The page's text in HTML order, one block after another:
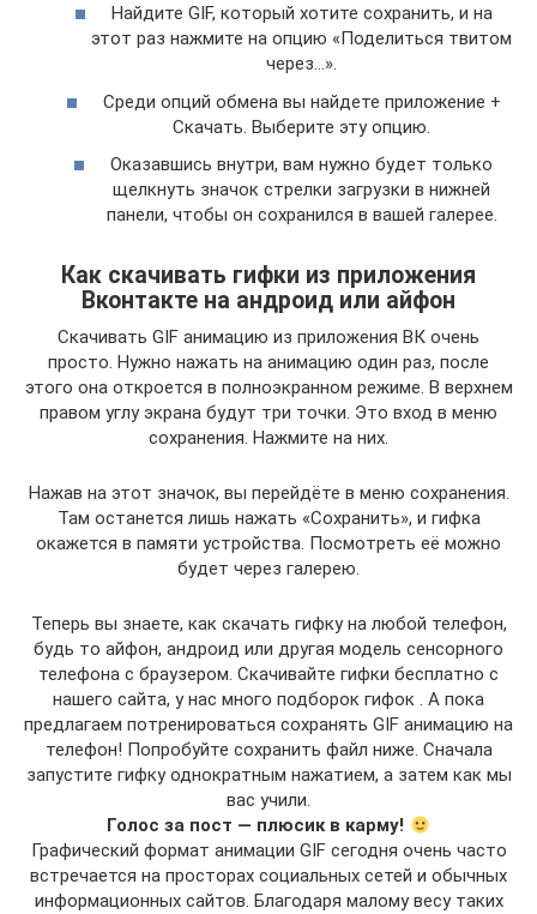
Найдите GIF, который хотите сохранить, и на
этот раз нажмите на опцию «Поделиться твитом
через…».
Среди опций обмена вы найдете приложение +
Скачать. Выберите эту опцию.
Оказавшись внутри, вам нужно будет только
щелкнуть значок стрелки загрузки в нижней
панели, чтобы он сохранился в вашей галерее.
Как скачивать гифки из приложения
Вконтакте на андроид или айфон
Скачивать GIF анимацию из приложения ВК очень
просто. Нужно нажать на анимацию один раз, после
этого она откроется в полноэкранном режиме. В верхнем
правом углу экрана будут три точки. Это вход в меню
сохранения. Нажмите на них.
Нажав на этот значок, вы перейдёте в меню сохранения.
Там останется лишь нажать «Сохранить», и гифка
окажется в памяти устройства. Посмотреть её можно
будет через галерею.
Теперь вы знаете, как скачать гифку на любой телефон,
будь то айфон, андроид или другая модель сенсорного
телефона с браузером. Скачивайте гифки бесплатно с
нашего сайта, у нас много подборок гифок . А пока
предлагаем потренироваться сохранять GIF анимацию на
телефон! Попробуйте сохранить файл ниже. Сначала
запустите гифку однократным нажатием, а затем как мы
вас учили.
Голос за пост — плюсик в карму!
Графический формат анимации GIF сегодня очень часто
встречается на просторах социальных сетей и обычных
информационных сайтов. Благодаря малому весу таких